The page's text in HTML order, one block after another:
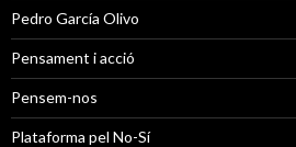
Pedro García Olivo
Pensament i acció
Pensem-nos
Plataforma pel No-Sí